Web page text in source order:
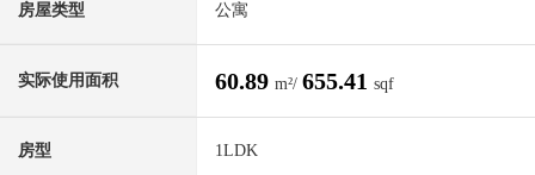
房屋类型 公寓
实际使用面积 60.89 m²/ 655.41 sqf
房型 1LDK